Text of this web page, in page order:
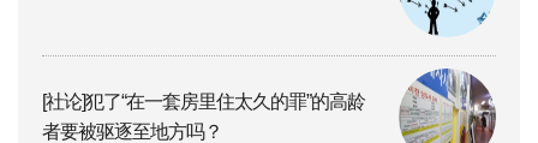
[社论]犯了“在一套房里住太久的罪”的高龄
者要被驱逐至地方吗？